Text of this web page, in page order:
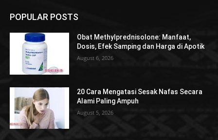
POPULAR POSTS
Obat Methylprednisolone: Manfaat,
Dosis, Efek Samping dan Harga di Apotik
August 6, 2026
20 Cara Mengatasi Sesak Nafas Secara
Alami Paling Ampuh
August 5, 2026